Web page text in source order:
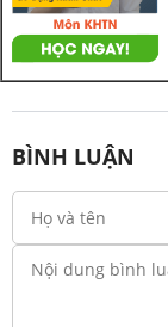
BÌNH LUẬN